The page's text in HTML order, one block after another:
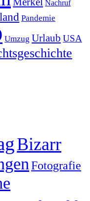
Nachruf
Pandemie
Umzug Urlaub USA
Bizarr
Fotografie